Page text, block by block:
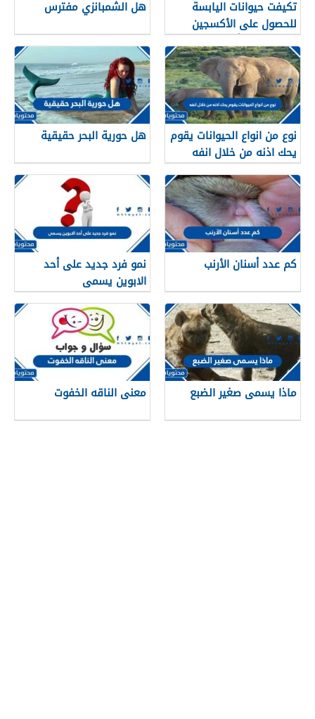
تكيفت حيوانات اليابسة
للحصول على الأكسجين
بشكل فعال أكثر من الماء
بسبب
هل الشمبانزي مفترس
نوع من انواع الحيوانات يقوم
يحك اذنه من خلال انفه
هل حورية البحر حقيقية
كم عدد أسنان الأرنب
نمو فرد جديد على أحد
الابوين يسمى
ماذا يسمى صغير الضبع معنى الناقه الخفوت